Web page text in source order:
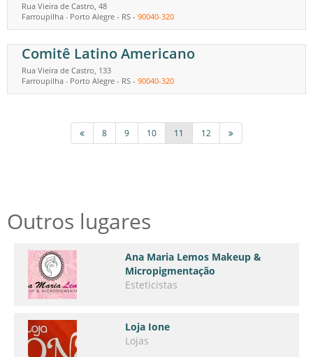
Rua Vieira de Castro, 48
Farroupilha - Porto Alegre - RS - 90040-320
Comitê Latino Americano
Rua Vieira de Castro, 133
Farroupilha - Porto Alegre - RS - 90040-320
8 9 10 11 12
Outros lugares
Ana Maria Lemos Makeup &
Micropigmentação
Esteticistas
Loja Ione
Lojas